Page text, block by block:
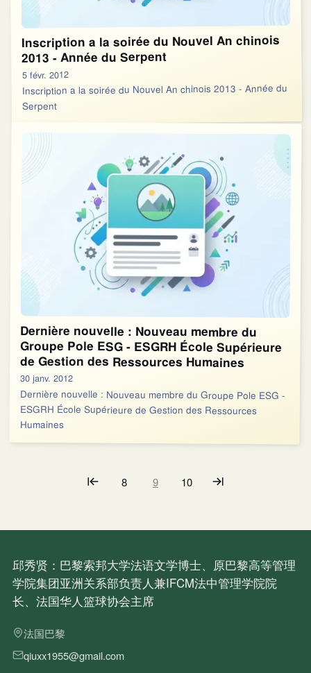
Inscription a la soirée du Nouvel An chinois
2013 - Année du Serpent
5 févr. 2012
Inscription a la soirée du Nouvel An chinois 2013 - Année du
Serpent
Dernière nouvelle : Nouveau membre du
Groupe Pole ESG - ESGRH École Supérieure
de Gestion des Ressources Humaines
30 janv. 2012
Dernière nouvelle : Nouveau membre du Groupe Pole ESG -
ESGRH École Supérieure de Gestion des Ressources
Humaines
8 9 10
邱秀贤：巴黎索邦大学法语文学博士、原巴黎高等管理
学院集团亚洲关系部负责人兼IFCM法中管理学院院
长、法国华人篮球协会主席
法国巴黎
qiuxx1955@gmail.com